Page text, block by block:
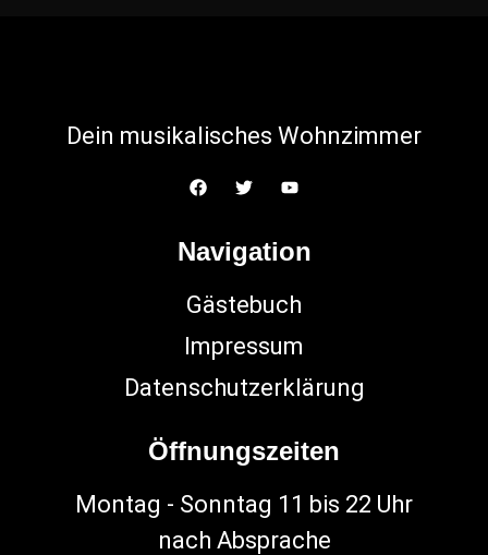
Dein musikalisches Wohnzimmer
Navigation
Gästebuch
Impressum
Datenschutzerklärung
Öffnungszeiten
Montag - Sonntag 11 bis 22 Uhr
nach Absprache